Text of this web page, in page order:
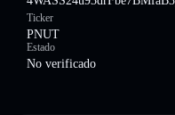
Ticker
PNUT
Estado
No verificado